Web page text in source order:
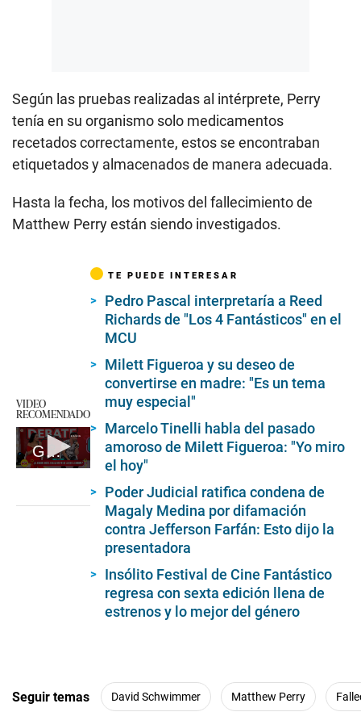
Según las pruebas realizadas al intérprete, Perry
tenía en su organismo solo medicamentos
recetados correctamente, estos se encontraban
etiquetados y almacenados de manera adecuada.
Hasta la fecha, los motivos del fallecimiento de
Matthew Perry están siendo investigados.
VIDEO
RECOMENDADO
Guty Carrera recuerda su pasado en 'América hoy'
TE PUEDE INTERESAR
Pedro Pascal interpretaría a Reed
Richards de "Los 4 Fantásticos" en el
MCU
Milett Figueroa y su deseo de
convertirse en madre: "Es un tema
muy especial"
Marcelo Tinelli habla del pasado
amoroso de Milett Figueroa: "Yo miro
el hoy"
Poder Judicial ratifica condena de
Magaly Medina por difamación
contra Jefferson Farfán: Esto dijo la
presentadora
Insólito Festival de Cine Fantástico
regresa con sexta edición llena de
estrenos y lo mejor del género
Seguir temas David Schwimmer Matthew Perry